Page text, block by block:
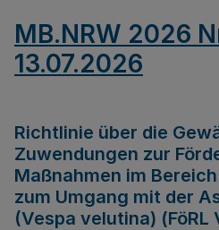
MB.NRW 2026
13.07.2026
Richtlinie über die
Zuwendungen zur
Maßnahmen im
zum Umgang mit der
(Vespa velutina) (FöRL